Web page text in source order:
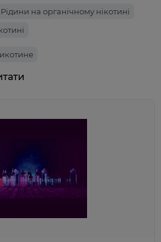
Рідини на органічному нікотині